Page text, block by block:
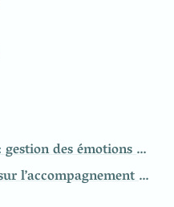
Rencontre-conférence : gestion des émotions et place du corps chez le tout-petit
Rencontre-conférence sur l’accompagnement du bébé et du jeune enfant